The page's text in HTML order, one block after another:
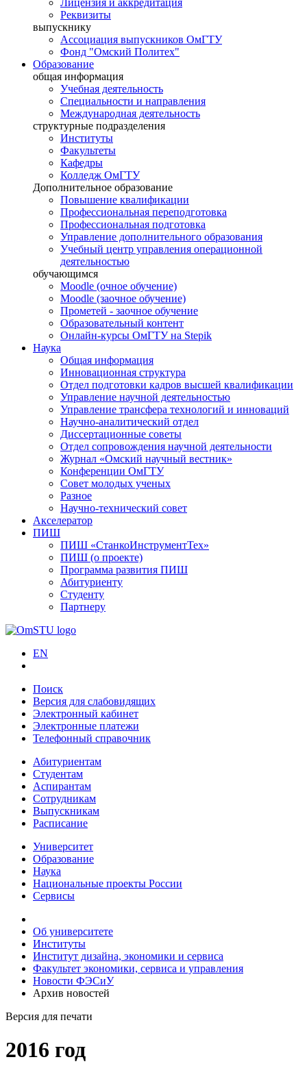
Лицензия и аккредитация
Реквизиты
выпускнику
Ассоциация выпускников ОмГТУ
Фонд "Омский Политех"
Образование
общая информация
Учебная деятельность
Специальности и направления
Международная деятельность
структурные подразделения
Институты
Факультеты
Кафедры
Колледж ОмГТУ
Дополнительное образование
Повышение квалификации
Профессиональная переподготовка
Профессиональная подготовка
Управление дополнительного образования
Учебный центр управления операционной
деятельностью
обучающимся
Moodle (очное обучение)
Moodle (заочное обучение)
Прометей - заочное обучение
Образовательный контент
Онлайн-курсы ОмГТУ на Stepik
Наука
Общая информация
Инновационная структура
Отдел подготовки кадров высшей квалификации
Управление научной деятельностью
Управление трансфера технологий и инноваций
Научно-аналитический отдел
Диссертационные советы
Отдел сопровождения научной деятельности
Журнал «Омский научный вестник»
Конференции ОмГТУ
Совет молодых ученых
Разное
Научно-технический совет
Акселератор
ПИШ
ПИШ «СтанкоИнструментТех»
ПИШ (о проекте)
Программа развития ПИШ
Абитуриенту
Студенту
Партнеру
EN
Поиск
Версия для слабовидящих
Электронный кабинет
Электронные платежи
Телефонный справочник
Абитуриентам
Студентам
Аспирантам
Сотрудникам
Выпускникам
Расписание
Университет
Образование
Наука
Национальные проекты России
Сервисы
Об университете
Институты
Институт дизайна, экономики и сервиса
Факультет экономики, сервиса и управления
Новости ФЭСиУ
Архив новостей
Версия для печати
2016 год